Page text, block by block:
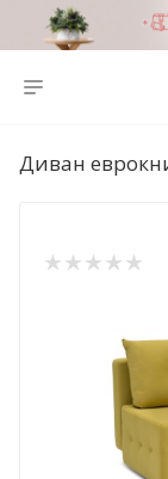
Диван